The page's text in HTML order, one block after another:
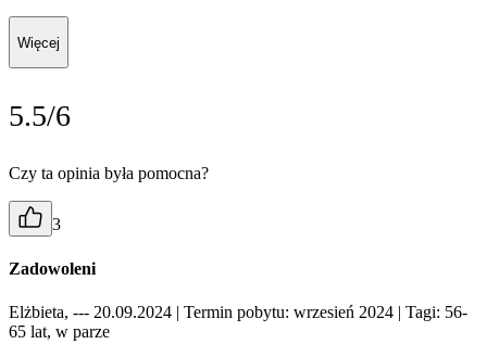
Więcej
5.5/6
Czy ta opinia była pomocna?
3
Zadowoleni
Elżbieta, --- 20.09.2024 | Termin pobytu: wrzesień 2024 | Tagi: 56-
65 lat, w parze